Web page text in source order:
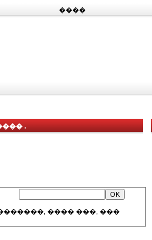
����
.
���� ���, ���